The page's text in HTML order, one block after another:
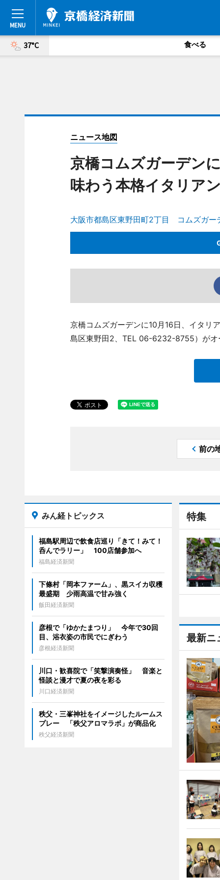
37°C 食べる
ニュース地図
京橋コムズガーデン
味わう本格イタリア
大阪市都島区東野田町2丁目 コムズガー
京橋コムズガーデンに10月16日、イタリ
島区東野田2、TEL 06-6232-8755）がオ
前の
特集
最新ニ
みん経トピックス
福島駅周辺で飲食店巡り「きて！みて！
呑んでラリー」 100店舗参加へ
福島経済新聞
下條村「岡本ファーム」、黒スイカ収穫
最盛期 少雨高温で甘み強く
飯田経済新聞
彦根で「ゆかたまつり」 今年で30回
目、浴衣姿の市民でにぎわう
彦根経済新聞
川口・歓喜院で「笑撃演奏怪」 音楽と
怪談と漫才で夏の夜を彩る
川口経済新聞
秩父・三峯神社をイメージしたルームス
プレー 「秩父アロマラボ」が商品化
秩父経済新聞